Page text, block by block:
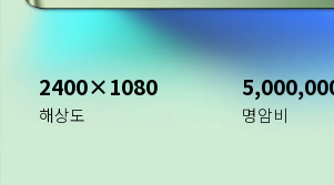
2400×1080
해상도 명암비